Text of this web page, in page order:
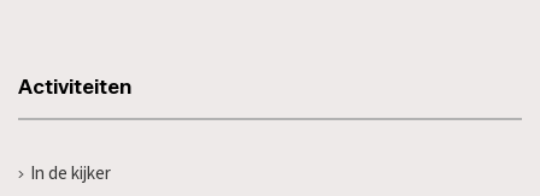
Activiteiten
In de kijker